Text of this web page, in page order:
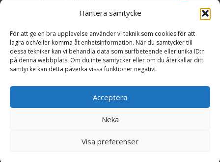
Hantera samtycke
För att ge en bra upplevelse använder vi teknik som cookies för att
lagra och/eller komma åt enhetsinformation. När du samtycker till
dessa tekniker kan vi behandla data som surfbeteende eller unika ID:n
på denna webbplats. Om du inte samtycker eller om du återkallar ditt
samtycke kan detta påverka vissa funktioner negativt.
Acceptera
Neka
Visa preferenser
Pringles Hot Kickin' Sour Cream Chips - 160
g
130 Views50kr
Powered by WordPress, Themei-craftby TemplatesNext.